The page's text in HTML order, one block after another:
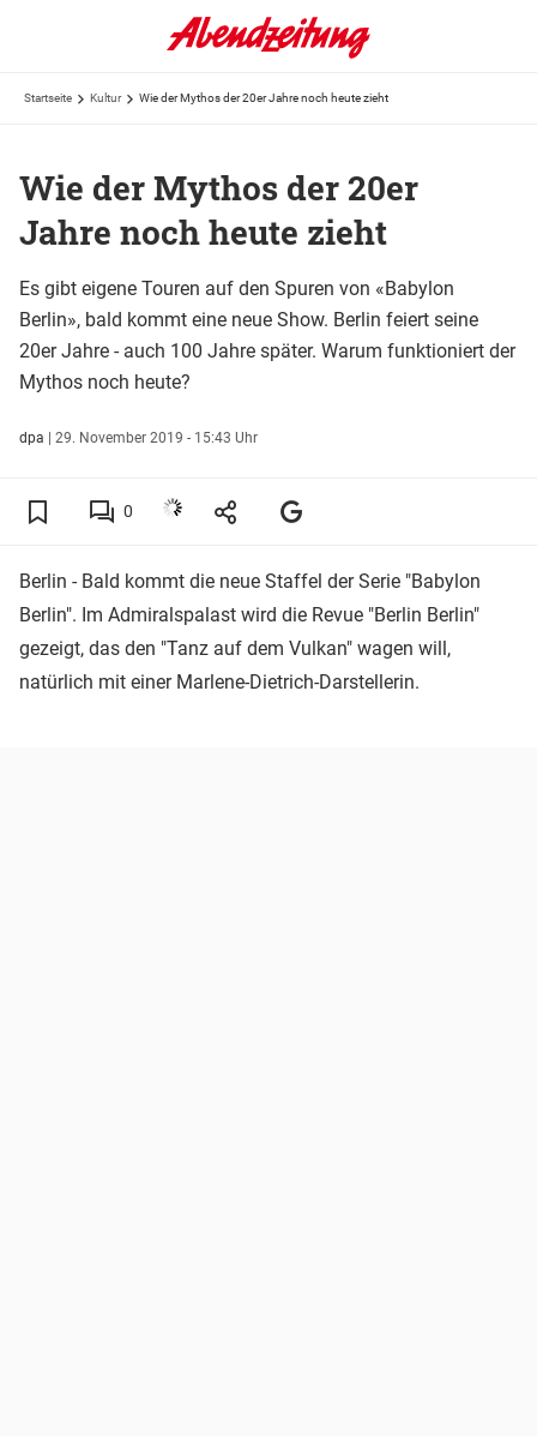
Startseite Kultur Wie der Mythos der 20er Jahre noch heute zieht
Wie der Mythos der 20er
Jahre noch heute zieht
Es gibt eigene Touren auf den Spuren von «Babylon
Berlin», bald kommt eine neue Show. Berlin feiert seine
20er Jahre - auch 100 Jahre später. Warum funktioniert der
Mythos noch heute?
dpa | 29. November 2019 - 15:43 Uhr
0
Berlin - Bald kommt die neue Staffel der Serie "Babylon
Berlin". Im Admiralspalast wird die Revue "Berlin Berlin"
gezeigt, das den "Tanz auf dem Vulkan" wagen will,
natürlich mit einer Marlene-Dietrich-Darstellerin.